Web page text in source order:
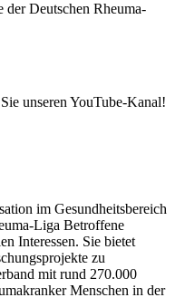
der Deutschen Rheuma-
unseren YouTube-Kanal!
im Gesundheitsbereich
Liga Betroffene
Interessen. Sie bietet
zu
mit rund 270.000
Menschen in der